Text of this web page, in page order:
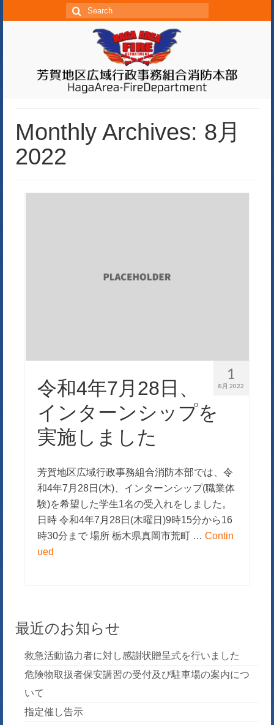
S
c
h
o
r:
Monthly Archives: 8月
2022
1
8月 2022
令和4年7月28日、
インターンシップを
実施しました
芳賀地区広域行政事務組合消防本部では、令
和4年7月28日(木)、インターンシップ(職業体
験)を希望した学生1名の受入れをしました。
日時 令和4年7月28日(木曜日)9時15分から16
時30分まで 場所 栃木県真岡市荒町 … Contin
ued
最近のお知らせ
救急活動協力者に対し感謝状贈呈式を行いました
危険物取扱者保安講習の受付及び駐車場の案内につ
いて
指定催し告示